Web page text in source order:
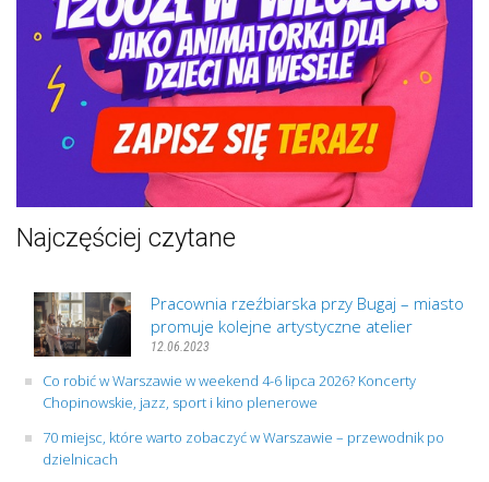
Najczęściej czytane
Pracownia rzeźbiarska przy Bugaj – miasto
promuje kolejne artystyczne atelier
12.06.2023
Co robić w Warszawie w weekend 4-6 lipca 2026? Koncerty
Chopinowskie, jazz, sport i kino plenerowe
70 miejsc, które warto zobaczyć w Warszawie – przewodnik po
dzielnicach